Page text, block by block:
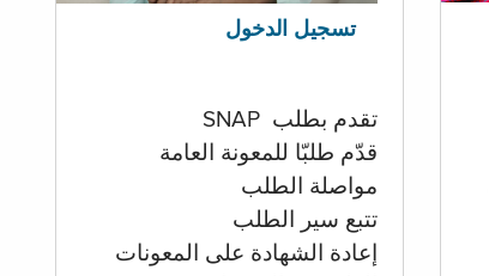
تسجيل الدخول
تقدم بطلب SNAP
قدّم طلبّا للمعونة العامة
مواصلة الطلب
تتبع سير الطلب
إعادة الشهادة على المعونات